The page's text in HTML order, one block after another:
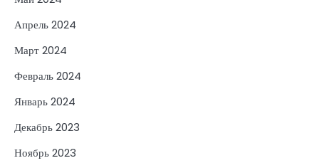
Апрель 2024
Март 2024
Февраль 2024
Январь 2024
Декабрь 2023
Ноябрь 2023